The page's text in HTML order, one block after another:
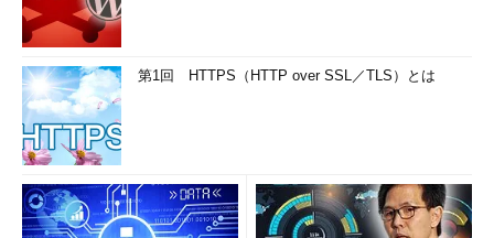
第1回 HTTPS（HTTP over SSL／TLS）とは